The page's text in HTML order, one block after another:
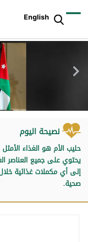
English
نصيحة اليوم
حليب الأم هو الغذاء
يحتوي على جميع العناصر
صحية.